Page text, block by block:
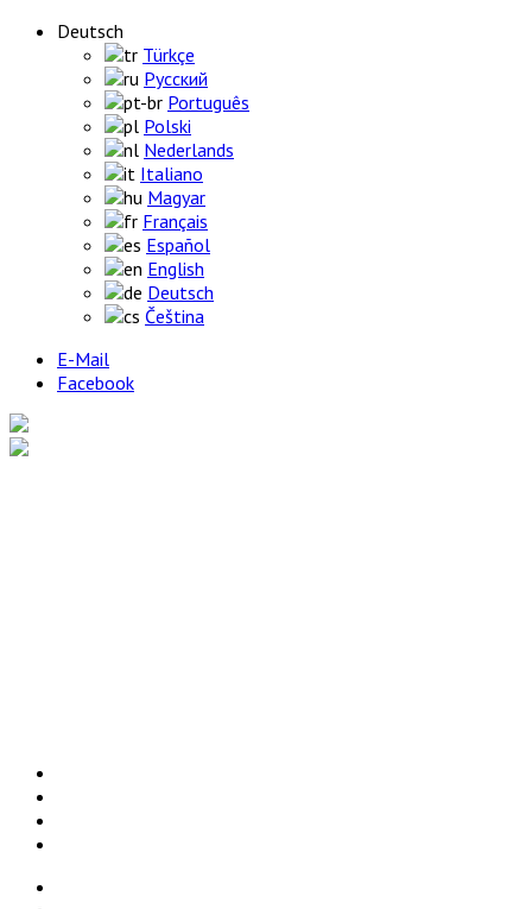
Deutsch
Türkçe
Русский
Português
Polski
Nederlands
Italiano
Magyar
Français
Español
English
Deutsch
Čeština
E-Mail
Facebook